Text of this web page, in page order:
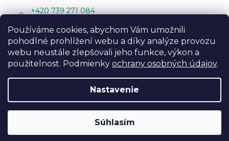
Používáme cookies, abychom Vám umožnili
pohodlné prohlížení webu a díky analýze provozu
webu neustále zlepšovali jeho funkce, výkon a
použitelnost. Podmienky ochrany osobných údajov.
Nastavenie
Súhlasím
Odpočívame a objednávky expedujeme až od
+420 739 271 084
Facebook Fair Trade Centra
FairTradeCentrumcz
Vytvoril Shoptet Design:Vojtěch Lunga,Úprava
šablony:Marketingwebu
Fair Trade Centrum
vyhradené.